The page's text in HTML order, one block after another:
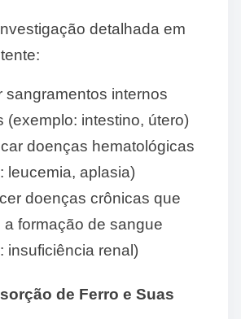
detalhada em
sangramentos internos
(exemplo: intestino, útero)
doenças hematológicas
leucemia, aplasia)
doenças crônicas que
a formação de sangue
insuficiência renal)
de Ferro e Suas